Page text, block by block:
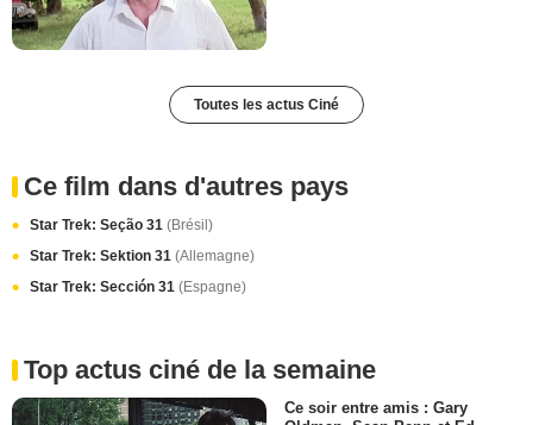
Toutes les actus Ciné
Ce film dans d'autres pays
Star Trek: Seção 31 (Brésil)
Star Trek: Sektion 31 (Allemagne)
Star Trek: Sección 31 (Espagne)
Top actus ciné de la semaine
Ce soir entre amis : Gary